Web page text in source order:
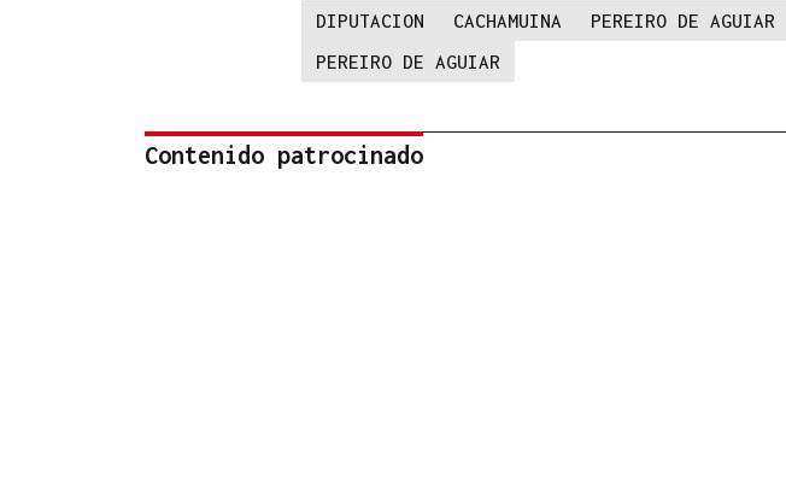
DIPUTACION CACHAMUINA PEREIRO DE AGUIAR
PEREIRO DE AGUIAR
Contenido patrocinado